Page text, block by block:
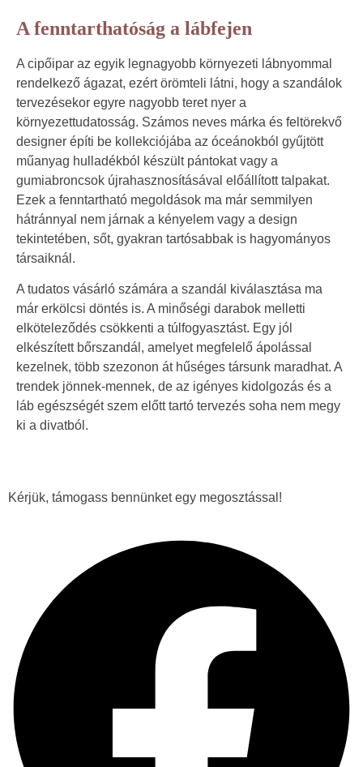
A fenntarthatóság a lábfejen
A cipőipar az egyik legnagyobb környezeti lábnyommal
rendelkező ágazat, ezért örömteli látni, hogy a szandálok
tervezésekor egyre nagyobb teret nyer a
környezettudatosság. Számos neves márka és feltörekvő
designer építi be kollekciójába az óceánokból gyűjtött
műanyag hulladékból készült pántokat vagy a
gumiabroncsok újrahasznosításával előállított talpakat.
Ezek a fenntartható megoldások ma már semmilyen
hátránnyal nem járnak a kényelem vagy a design
tekintetében, sőt, gyakran tartósabbak is hagyományos
társaiknál.
A tudatos vásárló számára a szandál kiválasztása ma
már erkölcsi döntés is. A minőségi darabok melletti
elköteleződés csökkenti a túlfogyasztást. Egy jól
elkészített bőrszandál, amelyet megfelelő ápolással
kezelnek, több szezonon át hűséges társunk maradhat. A
trendek jönnek-mennek, de az igényes kidolgozás és a
láb egészségét szem előtt tartó tervezés soha nem megy
ki a divatból.
Kérjük, támogass bennünket egy megosztással!